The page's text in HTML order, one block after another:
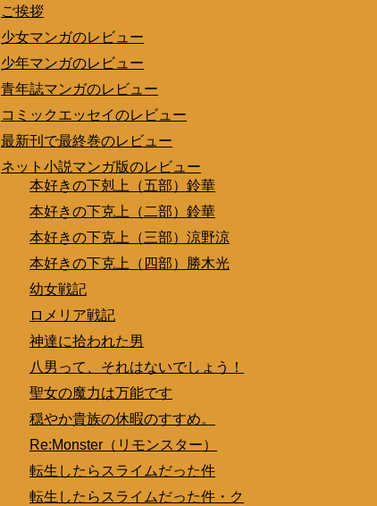
ご挨拶
少女マンガのレビュー
少年マンガのレビュー
青年誌マンガのレビュー
コミックエッセイのレビュー
最新刊で最終巻のレビュー
ネット小説マンガ版のレビュー
本好きの下剋上（五部）鈴華
本好きの下克上（二部）鈴華
本好きの下克上（三部）涼野涼
本好きの下克上（四部）勝木光
幼女戦記
ロメリア戦記
神達に拾われた男
八男って、それはないでしょう！
聖女の魔力は万能です
穏やか貴族の休暇のすすめ。
Re:Monster（リモンスター）
転生したらスライムだった件
転生したらスライムだった件・ク